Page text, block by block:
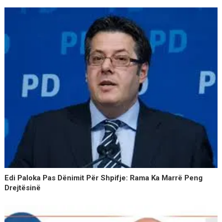
Edi Paloka Pas Dënimit Për Shpifje: Rama Ka Marrë Peng
Drejtësinë